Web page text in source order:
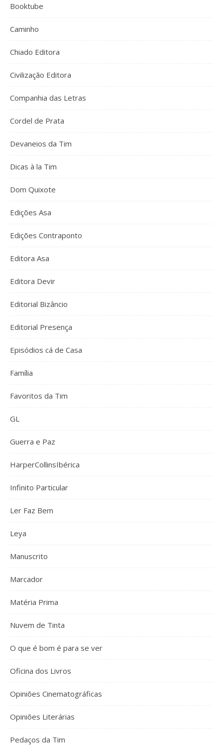
Booktube
Caminho
Chiado Editora
Civilização Editora
Companhia das Letras
Cordel de Prata
Devaneios da Tim
Dicas à la Tim
Dom Quixote
Edições Asa
Edições Contraponto
Editora Asa
Editora Devir
Editorial Bizâncio
Editorial Presença
Episódios cá de Casa
Família
Favoritos da Tim
GL
Guerra e Paz
HarperCollinsIbérica
Infinito Particular
Ler Faz Bem
Leya
Manuscrito
Marcador
Matéria Prima
Nuvem de Tinta
O que é bom é para se ver
Oficina dos Livros
Opiniões Cinematográficas
Opiniões Literárias
Pedaços da Tim